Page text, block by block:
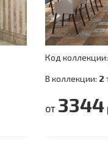
Код коллекции:
В коллекции: 2
от 3344